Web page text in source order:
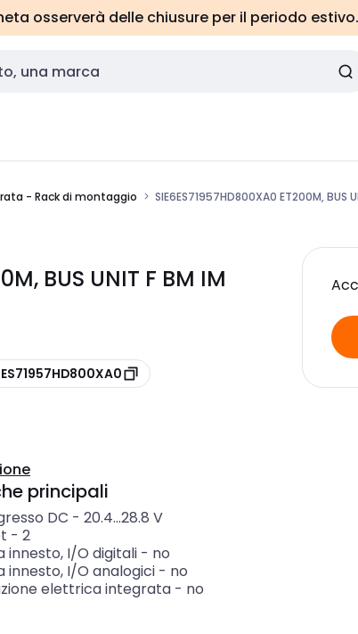
osserverà delle chiusure per il periodo estivo.
- Rack di montaggio SIE6ES71957HD800XA0 ET200M, BUS
BUS UNIT F BM IM
principali
DC - 20.4...28.8 V
- 2
innesto, I/O digitali- no
innesto, I/O analogici- no
elettrica integrata- no